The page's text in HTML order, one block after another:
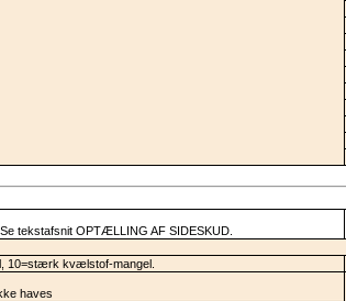
tekstafsnit OPTÆLLING AF SIDESKUD.
10=stærk kvælstof-mangel.
haves